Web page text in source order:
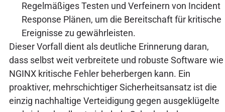
Regelmäßiges Testen und Verfeinern von Incident
Response Plänen, um die Bereitschaft für kritische
Ereignisse zu gewährleisten.
Dieser Vorfall dient als deutliche Erinnerung daran,
dass selbst weit verbreitete und robuste Software wie
NGINX kritische Fehler beherbergen kann. Ein
proaktiver, mehrschichtiger Sicherheitsansatz ist die
einzig nachhaltige Verteidigung gegen ausgeklügelte